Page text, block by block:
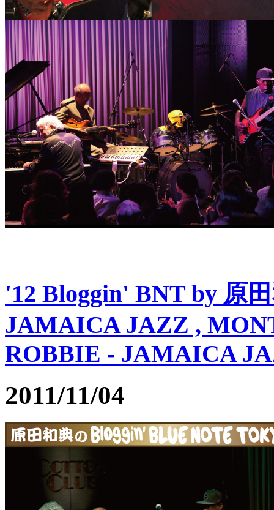
'12 Bloggin' BNT by 原
JAMAICA JAZZ ,
ROBBIE - JAMAICA
2011/11/04